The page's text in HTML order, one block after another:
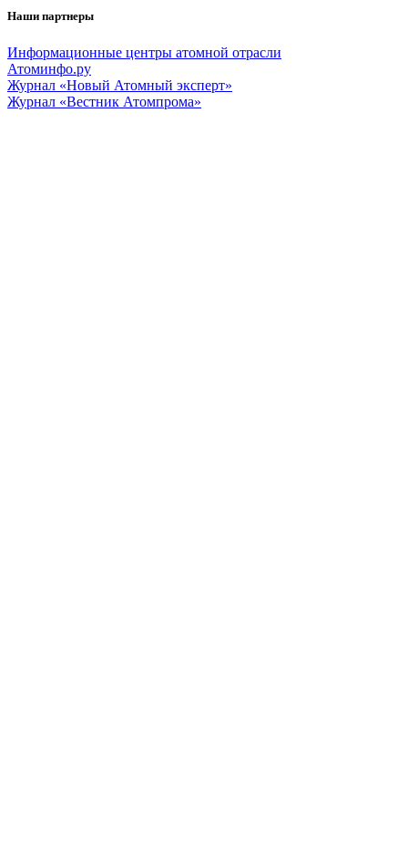
Наши партнеры
Информационные центры атомной отрасли
Атоминфо.ру
Журнал «Новый Атомный эксперт»
Журнал «Вестник Атомпрома»